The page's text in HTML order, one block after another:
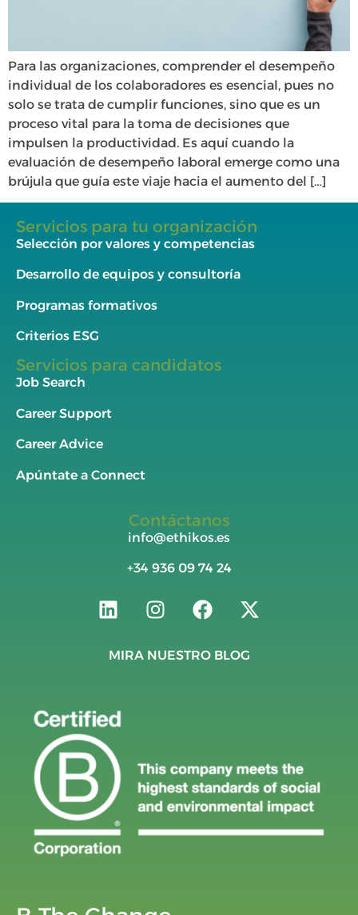
Para las organizaciones, comprender el desempeño
individual de los colaboradores es esencial, pues no
solo se trata de cumplir funciones, sino que es un
proceso vital para la toma de decisiones que
impulsen la productividad. Es aquí cuando la
evaluación de desempeño laboral emerge como una
brújula que guía este viaje hacia el aumento del […]
Servicios para tu organización
Selección por valores y competencias
Desarrollo de equipos y consultoría
Programas formativos
Criterios ESG
Servicios para candidatos
Job Search
Career Support
Career Advice
Apúntate a Connect
Contáctanos
info@ethikos.es
+34 936 09 74 24
MIRA NUESTRO BLOG